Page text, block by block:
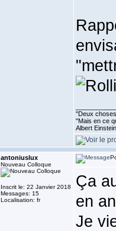
''Deux
"Mais en ce
Albert
antoniuslux
Nouveau Colloque
Inscrit le: 22 Janvier 2018
Messages: 15
Localisation: fr
Ça
en
Je